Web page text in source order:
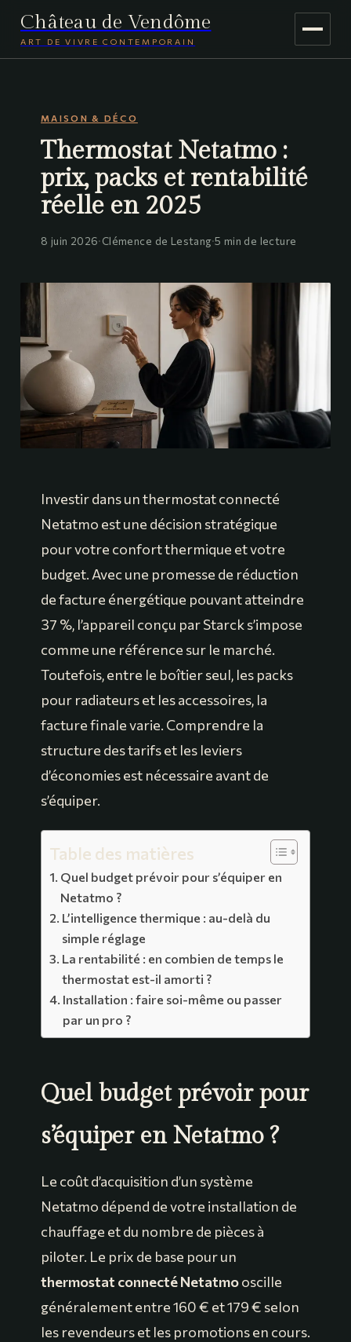
Château de Vendôme
ART DE VIVRE CONTEMPORAIN
JARDINAGE
VOYAGE
MAISON & DÉCO
Thermostat Netatmo :
prix, packs et rentabilité
réelle en 2025
8 juin 2026·Clémence de Lestang·5 min de lecture
Investir dans un thermostat connecté
Netatmo est une décision stratégique
pour votre confort thermique et votre
budget. Avec une promesse de réduction
de facture énergétique pouvant atteindre
37 %, l’appareil conçu par Starck s’impose
comme une référence sur le marché.
Toutefois, entre le boîtier seul, les packs
pour radiateurs et les accessoires, la
facture finale varie. Comprendre la
structure des tarifs et les leviers
d’économies est nécessaire avant de
s’équiper.
Table des matières
Quel budget prévoir pour s’équiper en
Netatmo ?
L’intelligence thermique : au-delà du
simple réglage
La rentabilité : en combien de temps le
thermostat est-il amorti ?
Installation : faire soi-même ou passer
par un pro ?
Quel budget prévoir pour
s’équiper en Netatmo ?
Le coût d’acquisition d’un système
Netatmo dépend de votre installation de
chauffage et du nombre de pièces à
piloter. Le prix de base pour un
thermostat connecté Netatmooscille
généralement entre 160 € et 179 € selon
les revendeurs et les promotions en cours.